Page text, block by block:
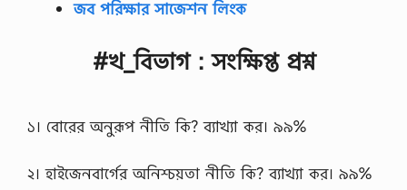
জব পরিক্ষার সাজেশন লিংক
#খ_বিভাগ : সংক্ষিপ্ত প্রশ্ন
১। বোরের অনুরূপ নীতি কি? ব্যাখ্যা কর। ৯৯%
২। হাইজেনবার্গের অনিশ্চয়তা নীতি কি? ব্যাখ্যা কর। ৯৯%